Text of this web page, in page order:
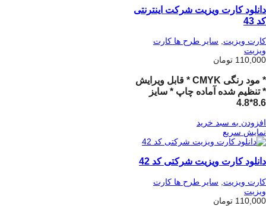
دانلود کارت ویزیت شرکت اینترنتی
کد 43
کارت ویزیت, سایر طرح ها کارت
ویزیت
110,000 تومان
* مود رنگی CMYK * قابل ویرایش
* تنظیم شده آماده چاپ * سایز
8.6*4.8
افزودن به سبد خرید
نمایش سریع
دانلود کارت ویزیت شرکتی کد 42
کارت ویزیت
سایر طرح ها کارت
ویزیت
110,000 تومان